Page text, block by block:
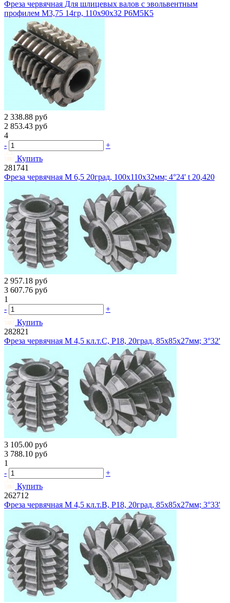
Фреза червячная Для шлицевых валов с эвольвентным
профилем М3,75 14гр, 110х90х32 Р6М5К5
2 338.88 руб
2 853.43 руб
4
-
+
Купить
281741
Фреза червячная М 6,5 20град, 100х110х32мм; 4°24' t 20,420
2 957.18 руб
3 607.76 руб
1
-
+
Купить
282821
Фреза червячная М 4,5 кл.т.С, Р18, 20град, 85х85х27мм; 3°32'
3 105.00 руб
3 788.10 руб
1
-
+
Купить
262712
Фреза червячная М 4,5 кл.т.В, Р18, 20град, 85х85х27мм; 3°33'